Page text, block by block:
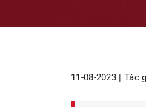
11-08-2023 | Tác